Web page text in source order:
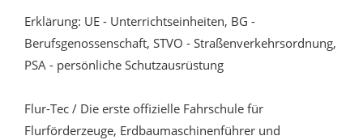
Erklärung: UE - Unterrichtseinheiten, BG -
Berufsgenossenschaft, STVO - Straßenverkehrsordnung,
PSA - persönliche Schutzausrüstung
Flur-Tec / Die erste offizielle Fahrschule für
Flurförderzeuge, Erdbaumaschinenführer und